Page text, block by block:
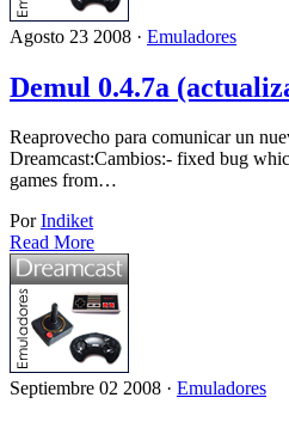
Agosto 23 2008 · Emuladores
Demul 0.4.7a
Reaprovecho para comunicar un
Dreamcast:Cambios:- fixed bug
games from…
PorIndiket
Read More
Septiembre 02 2008 · Emuladores